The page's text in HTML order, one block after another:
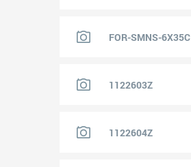
FOR-SMNS-6X35C
1122603Z
1122604Z